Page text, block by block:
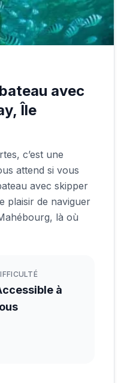
avec
Île
c’est une
attend si vous
avec skipper
plaisir de naviguer
là où
à